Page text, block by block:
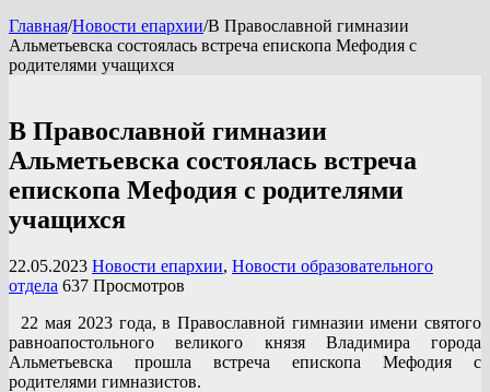
Главная/Новости епархии/В Православной гимназии
Альметьевска состоялась встреча епископа Мефодия с
родителями учащихся
В Православной гимназии
Альметьевска состоялась встреча
епископа Мефодия с родителями
учащихся
22.05.2023 Новости епархии, Новости образовательного
отдела 637 Просмотров
22 мая 2023 года, в Православной гимназии имени святого
равноапостольного великого князя Владимира города
Альметьевска прошла встреча епископа Мефодия с
родителями гимназистов.